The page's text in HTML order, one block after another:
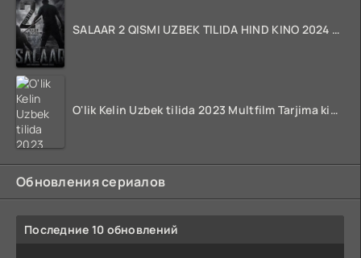
SALAAR 2 QISMI UZBEK TILIDA HIND KINO 2024 TARJIMA 720p HD Skachat
O'lik Kelin Uzbek tilida 2023 Multfilm Tarjima kino skachat
Обновления сериалов
Последние 10 обновлений